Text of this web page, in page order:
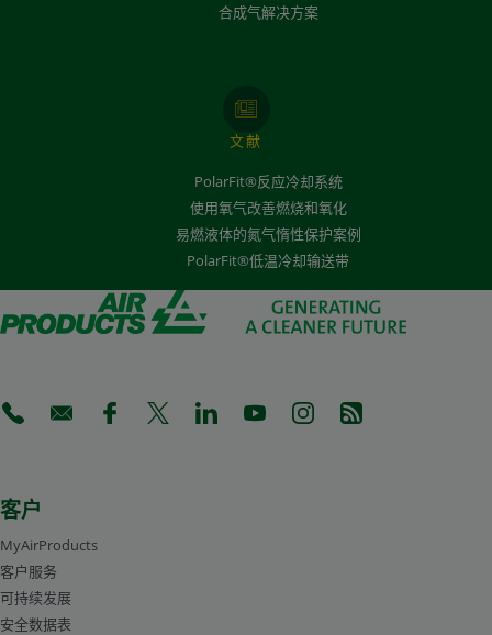
合成气解决方案
文献
PolarFit®反应冷却系统
使用氧气改善燃烧和氧化
易燃液体的氮气惰性保护案例
PolarFit®低温冷却输送带
(Opens in a new tab)
(Opens in a new tab)
(Opens in a new tab)
(Opens in a new tab)
(Opens in a new tab)
(Opens in a new tab)
(Opens in a new tab)
(Opens in a new
客户
MyAirProducts
客户服务
可持续发展
安全数据表